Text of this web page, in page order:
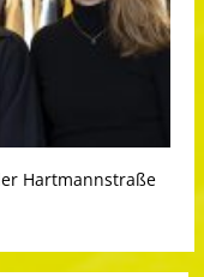
Hartmannstraße